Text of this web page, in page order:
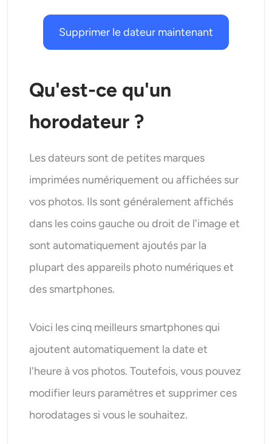
Supprimer le dateur maintenant
Qu'est-ce qu'un
horodateur ?
Les dateurs sont de petites marques
imprimées numériquement ou affichées sur
vos photos. Ils sont généralement affichés
dans les coins gauche ou droit de l'image et
sont automatiquement ajoutés par la
plupart des appareils photo numériques et
des smartphones.
Voici les cinq meilleurs smartphones qui
ajoutent automatiquement la date et
l'heure à vos photos. Toutefois, vous pouvez
modifier leurs paramètres et supprimer ces
horodatages si vous le souhaitez.